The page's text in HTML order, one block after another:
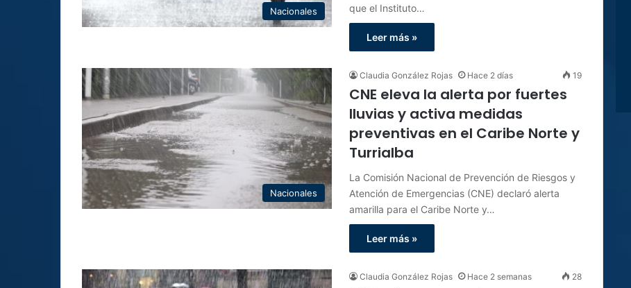
Nacionales
que el Instituto…
Leer más »
Nacionales
Claudia González Rojas Hace 2 días 19
CNE eleva la alerta por fuertes
lluvias y activa medidas
preventivas en el Caribe Norte y
Turrialba
La Comisión Nacional de Prevención de Riesgos y
Atención de Emergencias (CNE) declaró alerta
amarilla para el Caribe Norte y…
Leer más »
Claudia González Rojas Hace 2 semanas 28